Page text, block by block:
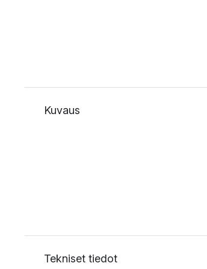
Kuvaus
Tekniset tiedot